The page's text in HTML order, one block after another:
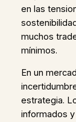
en las
muchos
mínimos.
En un
estrategia.
informados